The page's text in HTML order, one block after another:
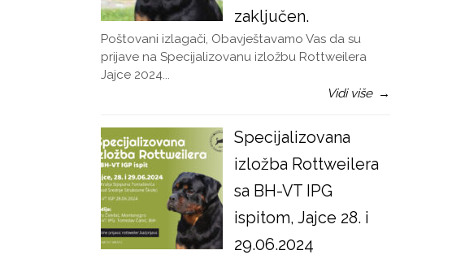
zaključen.
Poštovani izlagači, Obavještavamo Vas da su
prijave na Specijalizovanu izložbu Rottweilera
Jajce 2024...
Vidi više →
Specijalizovana
izložba Rottweilera
sa BH-VT IPG
ispitom, Jajce 28. i
29.06.2024